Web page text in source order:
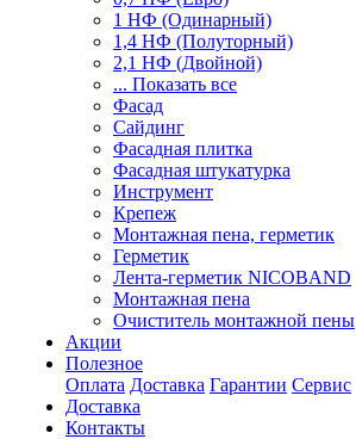
1 НФ (Одинарный)
1,4 НФ (Полуторный)
2,1 НФ (Двойной)
... Показать все
Фасад
Сайдинг
Фасадная плитка
Фасадная штукатурка
Инструмент
Крепеж
Монтажная пена, герметик
Герметик
Лента-герметик NICOBAND
Монтажная пена
Очиститель монтажной пены
Акции
Полезное
Оплата Доставка Гарантии Сервис
Доставка
Контакты